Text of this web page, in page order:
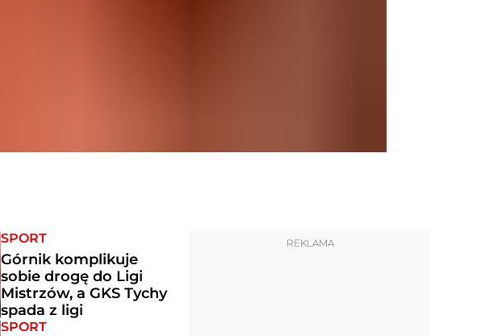
SPORT
Górnik komplikuje
sobie drogę do Ligi
Mistrzów, a GKS Tychy
spada z ligi
SPORT
REKLAMA